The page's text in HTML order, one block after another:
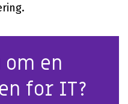
en
for IT?